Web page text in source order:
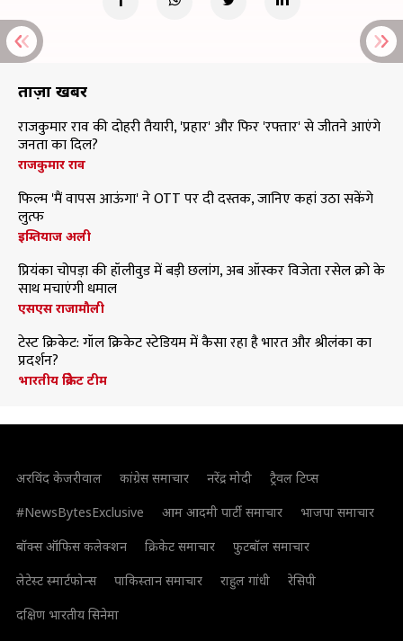
ताज़ा खबरें
राजकुमार राव की दोहरी तैयारी, 'प्रहार' और फिर 'रफ्तार' से जीतने आएंगे
जनता का दिल?
राजकुमार राव
फिल्म 'मैं वापस आऊंगा' ने OTT पर दी दस्तक, जानिए कहां उठा सकेंगे
लुत्फ
इम्तियाज अली
प्रियंका चोपड़ा की हॉलीवुड में बड़ी छलांग, अब ऑस्कर विजेता रसेल क्रो के
साथ मचाएंगी धमाल
एसएस राजामौली
टेस्ट क्रिकेट: गॉल क्रिकेट स्टेडियम में कैसा रहा है भारत और श्रीलंका का
प्रदर्शन?
भारतीय क्रिकेट टीम
अरविंद केजरीवाल कांग्रेस समाचार नरेंद्र मोदी
ट्रैवल टिप्स
#NewsBytesExclusive
आम आदमी पार्टी समाचार
भाजपा समाचार
बॉक्स ऑफिस कलेक्शन
क्रिकेट समाचार
फुटबॉल समाचार
लेटेस्ट स्मार्टफोन्स
पाकिस्तान समाचार राहुल गांधी
रेसिपी
दक्षिण भारतीय सिनेमा